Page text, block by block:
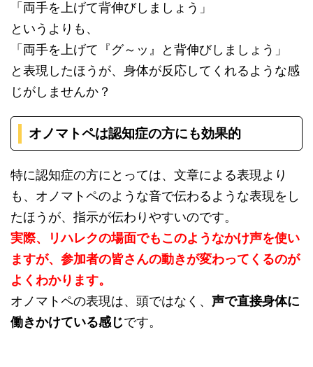
「両手を上げて背伸びしましょう」
というよりも、
「両手を上げて『グ～ッ』と背伸びしましょう」
と表現したほうが、身体が反応してくれるような感
じがしませんか？
オノマトペは認知症の方にも効果的
特に認知症の方にとっては、文章による表現より
も、オノマトペのような音で伝わるような表現をし
たほうが、指示が伝わりやすいのです。
実際、リハレクの場面でもこのようなかけ声を使い
ますが、参加者の皆さんの動きが変わってくるのが
よくわかります。
オノマトペの表現は、頭ではなく、 声で直接身体に
働きかけている感じです。